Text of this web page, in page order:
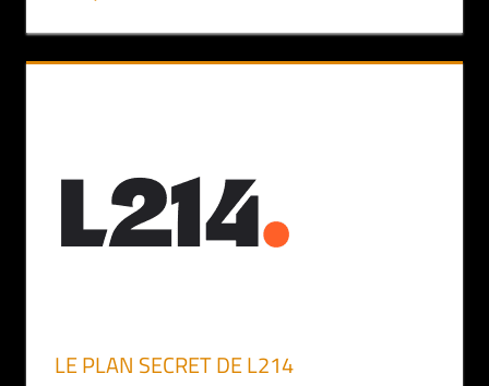
LE PLAN SECRET DE L214